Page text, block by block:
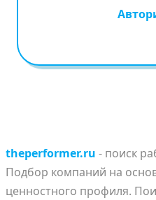
theperformer.ru - поиск
Подбор компаний на
ценностного профиля.